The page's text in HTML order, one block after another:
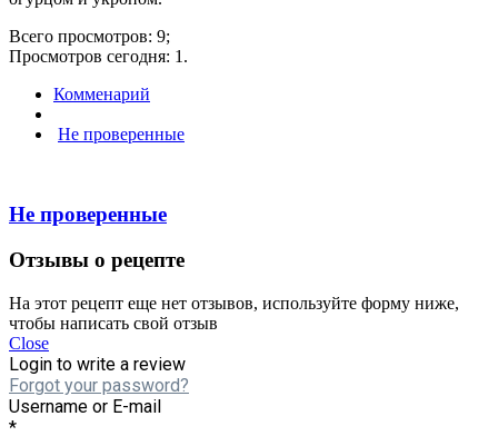
Всего просмотров: 9;
Просмотров сегодня: 1.
Комменарий
Не проверенные
Не проверенные
Отзывы о рецепте
На этот рецепт еще нет отзывов, используйте форму ниже,
чтобы написать свой отзыв
Close
Login to write a review
Forgot your password?
Username or E-mail
*